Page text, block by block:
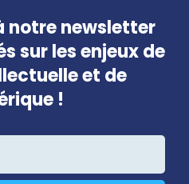
notre newsletter
sur les enjeux de
et de
!